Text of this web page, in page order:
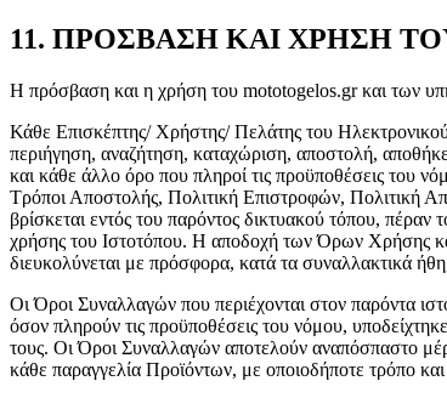
11. ΠΡΟΣΒΑΣΗ KAI ΧΡΗΣΗ
Η πρόσβαση και η χρήση του mototogelos.gr και των
Κάθε Επισκέπτης/ Χρήστης/ Πελάτης του
περιήγηση, αναζήτηση, καταχώριση, αποστολή,
και κάθε άλλο όρο που πληροί τις προϋποθέσεις του
Τρόποι Αποστολής, Πολιτική Επιστροφών, Πολιτική
βρίσκεται εντός του παρόντος δικτυακού τόπου,
χρήσης του Ιστοτόπου. Η αποδοχή των Όρων Χρήσης
διευκολύνεται με πρόσφορα, κατά τα συναλλακτικά
Οι Όροι Συναλλαγών που περιέχονται στον παρόντα
όσον πληρούν τις προϋποθέσεις του νόμου,
τους. Οι Όροι Συναλλαγών αποτελούν αναπόσπαστο
κάθε παραγγελία Προϊόντων, με οποιοδήποτε τρόπο